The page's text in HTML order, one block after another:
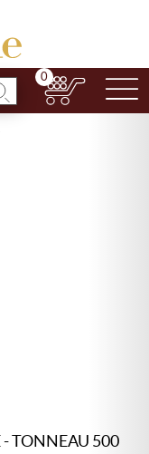
0
- TONNEAU 500